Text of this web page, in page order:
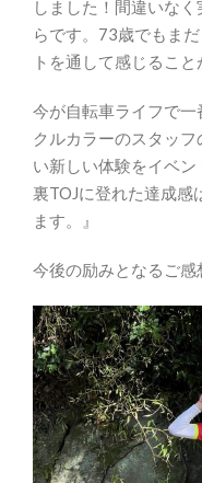
しました！間違いな
らです。73歳でもま
トを通して感じること
今が自転車ライフで
クルカラーのスタッ
い新しい体験をイベ
裏TOJに登れた達成感
ます。』
今後の励みとなるご